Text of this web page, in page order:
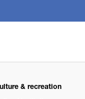
& recreation